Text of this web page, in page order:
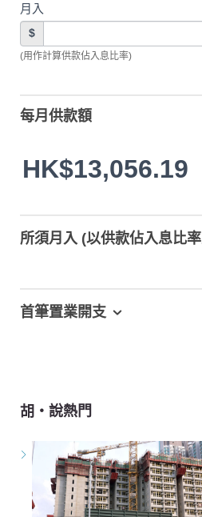
月入
$
(用作計算供款佔入息比率)
每月供款額
HK$13,056.19
所須月入 (以供款佔入息比
首筆置業開支
胡‧說熱門